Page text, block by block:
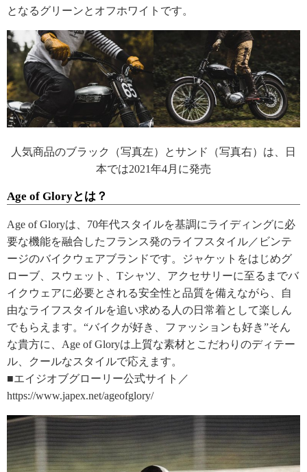
となるグリーンとオフホワイトです。
人気商品のブラック（写真左）とサンド（写真右）は、日
本では2021年4月に発売
Age of Gloryとは？
Age of Gloryは、70年代スタイルを基調にライディングに必
要な機能を融合したフランス発のライフスタイル／ビンテ
ージのバイクウェアブランドです。ジャケットをはじめグ
ローブ、スウェット、Tシャツ、アクセサリーに至るまでバ
イクウェアに必要とされる安全性と品質を備えながら、自
由なライフスタイルを追い求める人の日常着として楽しん
でもらえます。“バイクが好き、ファッションも好き”そん
な貴方に、Age of Gloryは上質な素材とこだわりのディテー
ル、クールなスタイルで応えます。
■エイジオブグローリー公式サイト／
https://www.japex.net/ageofglory/